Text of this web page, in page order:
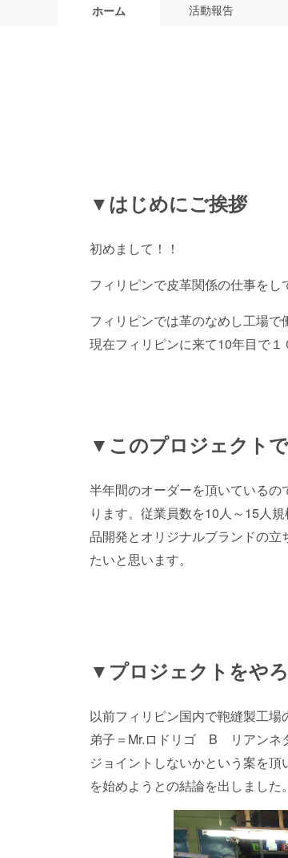
ホーム 活動報告
▼はじめにご挨拶
初めまして！！
フィリピンで皮革関係の仕事をし
フィリピンでは革のなめし工場で
現在フィリピンに来て10年目で１
▼このプロジェクト
半年間のオーダーを頂いている
ります。従業員数を10人～15人
品開発とオリジナルブランドの
たいと思います。
▼プロジェクトをや
以前フィリピン国内で鞄縫製工
弟子＝Mr.ロドリゴ B リアンネ
ジョイントしないかという案を
を始めようとの結論を出しました。